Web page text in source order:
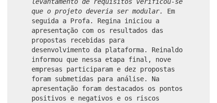
que o projeto deveria ser modular. Em
seguida a Profa. Regina iniciou a
apresentação com os resultados das
propostas recebidas para
desenvolvimento da plataforma. Reinaldo
informou que nessa etapa final, nove
empresas participaram e dez propostas
foram submetidas para análise. Na
apresentação foram destacados os pontos
positivos e negativos e os riscos